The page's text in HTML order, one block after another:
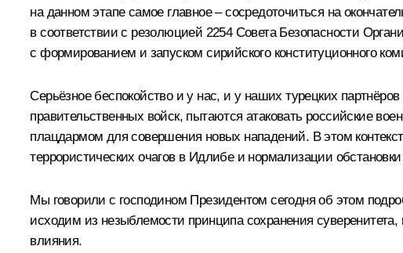
на данном этапе самое главное – сосредоточиться на
в соответствии с резолюцией 2254 Совета Безопасности
с формированием и запуском сирийского конституционного
Серьёзное беспокойство и у нас, и у наших турецких
правительственных войск, пытаются атаковать российские
плацдармом для совершения новых нападений. В этом
террористических очагов в Идлибе и нормализации
Мы говорили с господином Президентом сегодня об этом
исходим из незыблемости принципа сохранения
влияния.